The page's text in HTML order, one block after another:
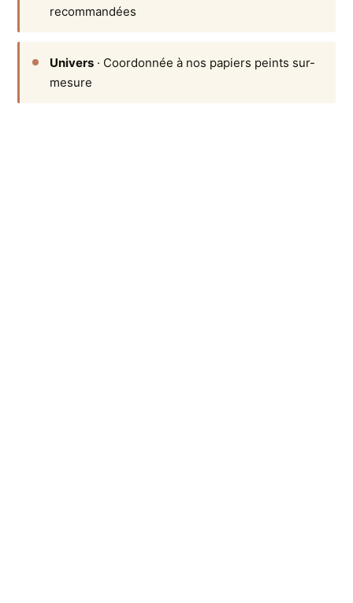
recommandées
Univers · Coordonnée à nos papiers peints sur-
mesure